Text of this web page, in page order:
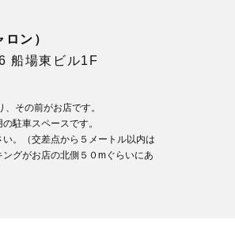
ン）
船場東ビル1F
その前がお店です。
駐車スペースです。
。（交差点から５メートル以内は
グがお店の北側５０mぐらいにあ